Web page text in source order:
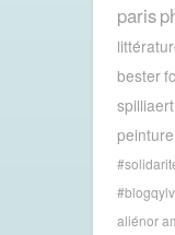
paris
bester
spilliaert
peinture
aliénor